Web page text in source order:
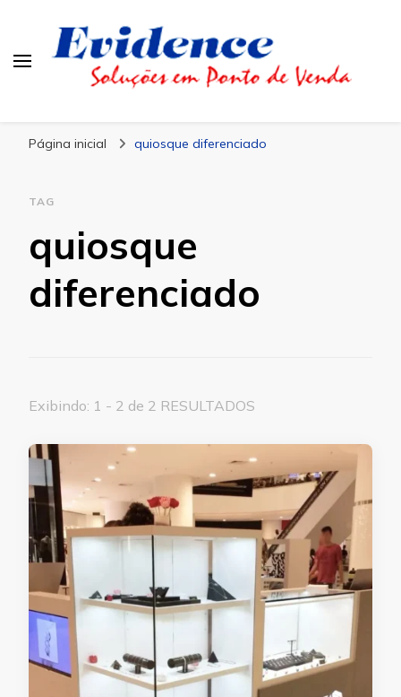
Página inicial quiosque diferenciado
TAG
quiosque
diferenciado
Exibindo: 1 - 2 de 2 RESULTADOS